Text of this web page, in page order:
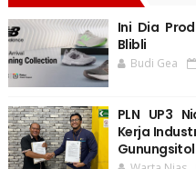
Ini Dia
Blibli
Budi Gea
PLN UP3
Kerja
Gunungsitol